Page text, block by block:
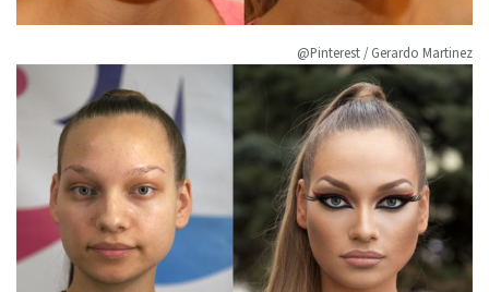
@Pinterest / Gerardo Martinez